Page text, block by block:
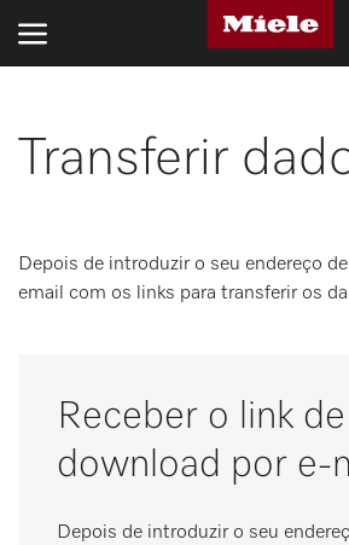
SETORES
PRODUTOS
CLIENTES PARTICULARES
Transferir
Depois de introduzir o seu endereço
email com os links para transferir os
Receber o link de
download por e-
Depois de introduzir o seu